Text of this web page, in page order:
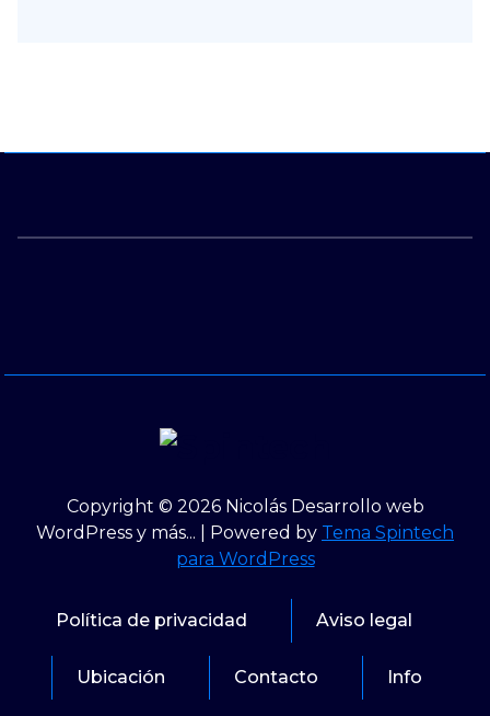
Copyright © 2026 Nicolás Desarrollo web
WordPress y más... | Powered by Tema Spintech
para WordPress
Política de privacidad Aviso legal
Ubicación Contacto Info